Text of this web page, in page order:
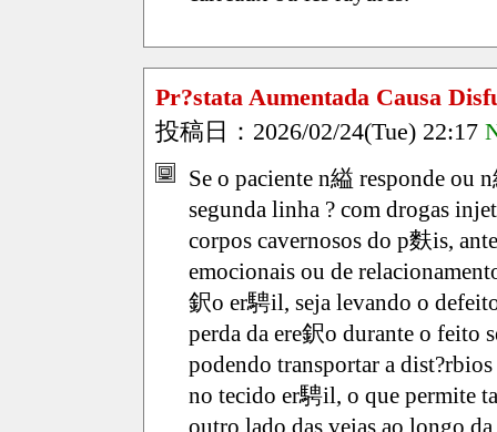
Pr?stata Aumentada Causa
投稿日：2026/02/24(Tue) 22:17
Se o paciente n縊 responde ou
segunda linha ? com drogas
corpos cavernosos do p麩is,
emocionais ou de
鈬o er騁il, seja levando o
perda da ere鈬o durante o feito
podendo transportar a
no tecido er騁il, o que permite
outro lado das veias ao longo